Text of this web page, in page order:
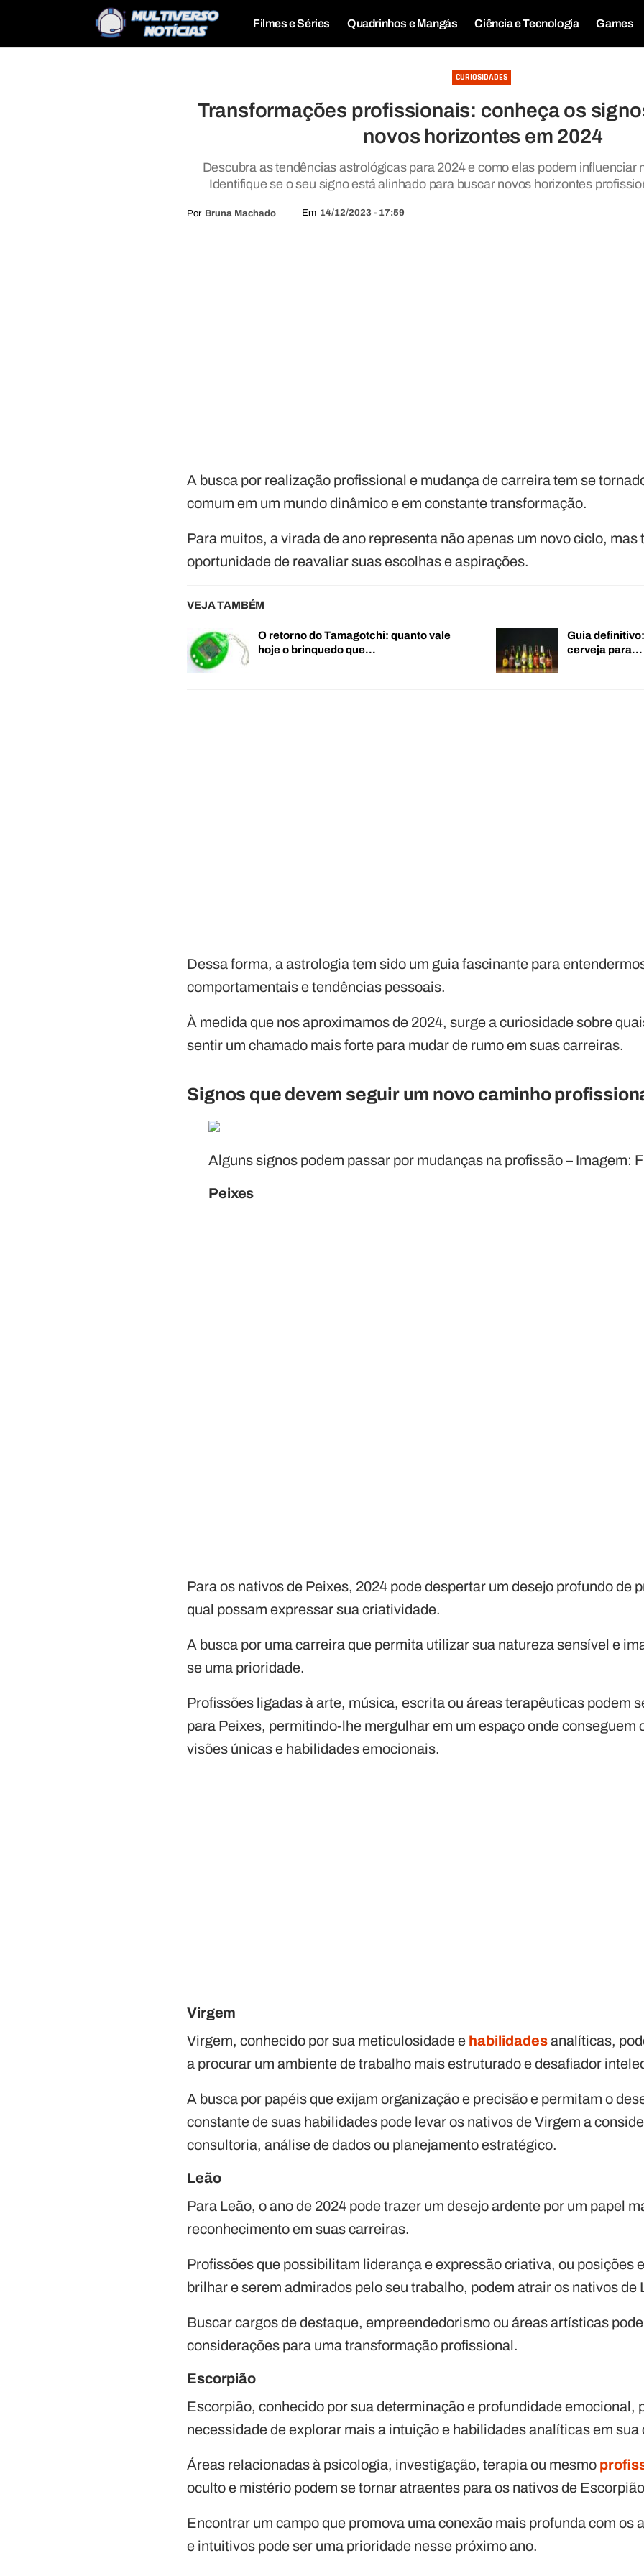
Filmes e Séries Quadrinhos e Mangás Ciência e Tecnologia Games
CURIOSIDADES
Transformações profissionais: conheça os
novos horizontes em 2024
Descubra as tendências astrológicas para 2024 e como elas podem influenciar
Identifique se o seu signo está alinhado para buscar novos horizontes
Por Bruna Machado Em 14/12/2023 - 17:59
A busca por realização profissional e mudança de carreira tem se
comum em um mundo dinâmico e em constante transformação.
Para muitos, a virada de ano representa não apenas um novo ciclo, mas
oportunidade de reavaliar suas escolhas e aspirações.
VEJA TAMBÉM
O retorno do Tamagotchi: quanto vale
hoje o brinquedo que…
Guia
cerveja para…
Dessa forma, a astrologia tem sido um guia fascinante para
comportamentais e tendências pessoais.
À medida que nos aproximamos de 2024, surge a curiosidade sobre
sentir um chamado mais forte para mudar de rumo em suas carreiras.
Signos que devem seguir um novo caminho
Alguns signos podem passar por mudanças na profissão – Imagem:
Peixes
Para os nativos de Peixes, 2024 pode despertar um desejo profundo de
qual possam expressar sua criatividade.
A busca por uma carreira que permita utilizar sua natureza sensível e
se uma prioridade.
Profissões ligadas à arte, música, escrita ou áreas terapêuticas podem
para Peixes, permitindo-lhe mergulhar em um espaço onde conseguem
visões únicas e habilidades emocionais.
Virgem
Virgem, conhecido por sua meticulosidade e habilidadesanalíticas,
a procurar um ambiente de trabalho mais estruturado e desafiador
A busca por papéis que exijam organização e precisão e permitam o
constante de suas habilidades pode levar os nativos de Virgem a
consultoria, análise de dados ou planejamento estratégico.
Leão
Para Leão, o ano de 2024 pode trazer um desejo ardente por um papel
reconhecimento em suas carreiras.
Profissões que possibilitam liderança e expressão criativa, ou posições
brilhar e serem admirados pelo seu trabalho, podem atrair os nativos de
Buscar cargos de destaque, empreendedorismo ou áreas artísticas
considerações para uma transformação profissional.
Escorpião
Escorpião, conhecido por sua determinação e profundidade emocional,
necessidade de explorar mais a intuição e habilidades analíticas em sua
Áreas relacionadas à psicologia, investigação, terapia ou mesmo
oculto e mistério podem se tornar atraentes para os nativos de
Encontrar um campo que promova uma conexão mais profunda com os
e intuitivos pode ser uma prioridade nesse próximo ano.